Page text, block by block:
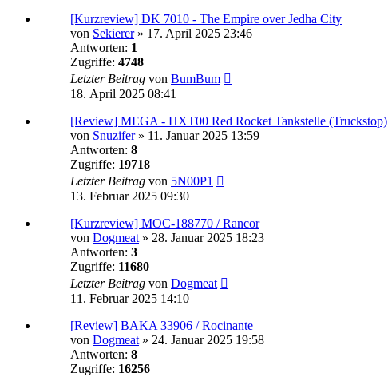
[Kurzreview] DK 7010 - The Empire over Jedha City
von Sekierer» 17. April 2025 23:46
Antworten: 1
Zugriffe: 4748
Letzter Beitrag von BumBum
18. April 2025 08:41
[Review] MEGA - HXT00 Red Rocket Tankstelle (Truckstop)
von Snuzifer» 11. Januar 2025 13:59
Antworten: 8
Zugriffe: 19718
Letzter Beitrag von 5N00P1
13. Februar 2025 09:30
[Kurzreview] MOC-188770 / Rancor
von Dogmeat » 28. Januar 2025 18:23
Antworten: 3
Zugriffe: 11680
Letzter Beitrag von Dogmeat
11. Februar 2025 14:10
[Review] BAKA 33906 / Rocinante
von Dogmeat » 24. Januar 2025 19:58
Antworten: 8
Zugriffe: 16256